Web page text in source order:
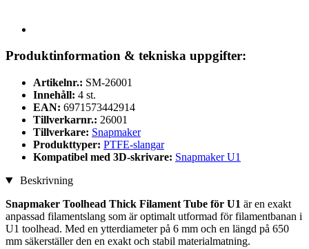
Produktinformation & tekniska uppgifter:
Artikelnr.: SM-26001
Innehåll: 4 st.
EAN: 6971573442914
Tillverkarnr.: 26001
Tillverkare: Snapmaker
Produkttyper: PTFE-slangar
Kompatibel med 3D-skrivare: Snapmaker U1
Beskrivning
Snapmaker Toolhead Thick Filament Tube för U1 är en exakt
anpassad filamentslang som är optimalt utformad för filamentbanan i
U1 toolhead. Med en ytterdiameter på 6 mm och en längd på 650
mm säkerställer den en exakt och stabil materialmatning.